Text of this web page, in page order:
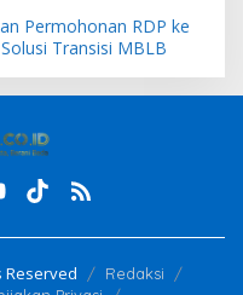
Permohonan RDP ke
Transisi MBLB
Reserved
Redaksi